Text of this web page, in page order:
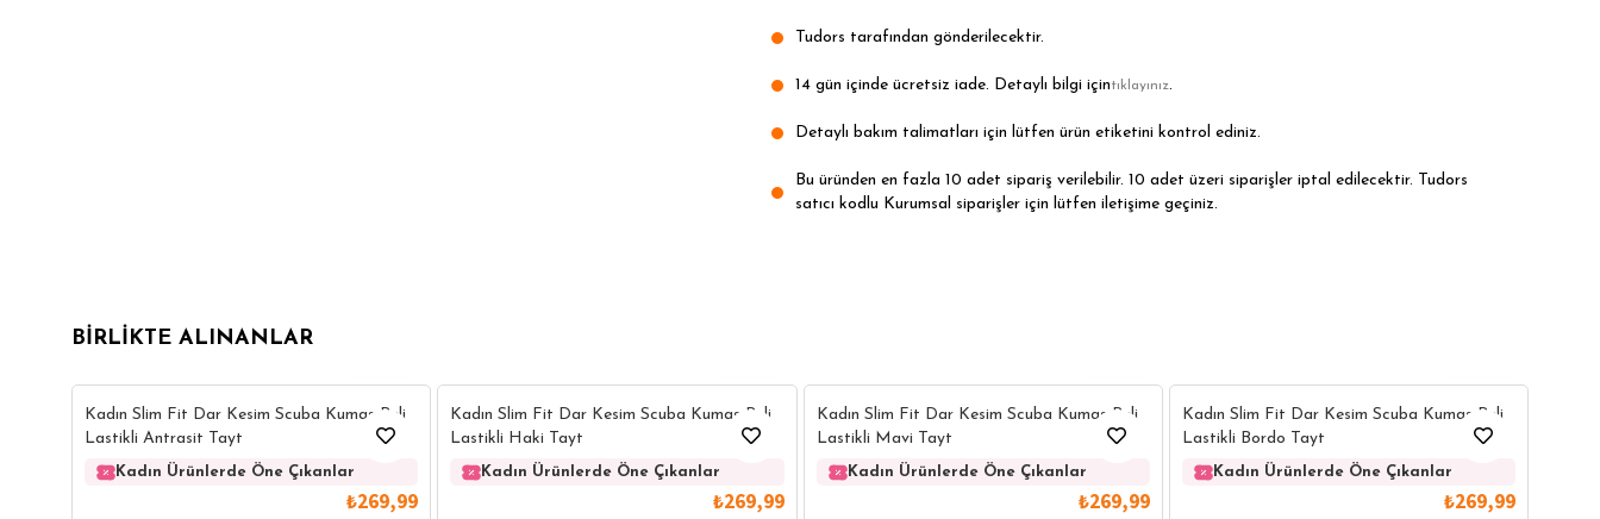
Tudors tarafından gönderilecektir.
14 gün içinde ücretsiz iade. Detaylı bilgi içintıklayınız.
Detaylı bakım talimatları için lütfen ürün etiketini kontrol ediniz.
Bu üründen en fazla 10 adet sipariş verilebilir. 10 adet üzeri siparişler iptal edilecektir. Tudors
satıcı kodlu Kurumsal siparişler için lütfen iletişime geçiniz.
BIRLIKTE ALINANLAR
Kadın Slim Fit Dar Kesim Scuba Kumaş Beli
Lastikli Antrasit Tayt
Kadın Ürünlerde Öne Çıkanlar
₺269,99
Kadın Slim Fit Dar Kesim Scuba Kumaş Beli
Lastikli Haki Tayt
Kadın Ürünlerde Öne Çıkanlar
₺269,99
Kadın Slim Fit Dar Kesim Scuba Kumaş Beli
Lastikli Mavi Tayt
Kadın Ürünlerde Öne Çıkanlar
₺269,99
Kadın Slim Fit Dar Kesim Scuba Kumaş Beli
Lastikli Bordo Tayt
Kadın Ürünlerde Öne Çıkanlar
₺269,99